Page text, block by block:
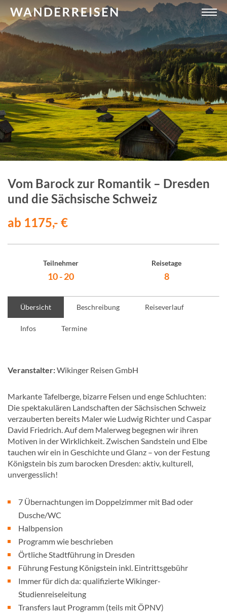
Vom Barock zur Romantik – Dresden
und die Sächsische Schweiz
ab 1175,- €
Teilnehmer
10 - 20
Reisetage
8
Übersicht Beschreibung Reiseverlauf
Infos Termine
Veranstalter:Wikinger Reisen GmbH
Markante Tafelberge, bizarre Felsen und enge Schluchten:
Die spektakulären Landschaften der Sächsischen Schweiz
verzauberten bereits Maler wie Ludwig Richter und Caspar
David Friedrich. Auf dem Malerweg begegnen wir ihren
Motiven in der Wirklichkeit. Zwischen Sandstein und Elbe
tauchen wir ein in Geschichte und Glanz – von der Festung
Königstein bis zum barocken Dresden: aktiv, kulturell,
unvergesslich!
7 Übernachtungen im Doppelzimmer mit Bad oder
Dusche/WC
Halbpension
Programm wie beschrieben
Örtliche Stadtführung in Dresden
Führung Festung Königstein inkl. Eintrittsgebühr
Immer für dich da: qualifizierte Wikinger-
Studienreiseleitung
Transfers laut Programm (teils mit ÖPNV)